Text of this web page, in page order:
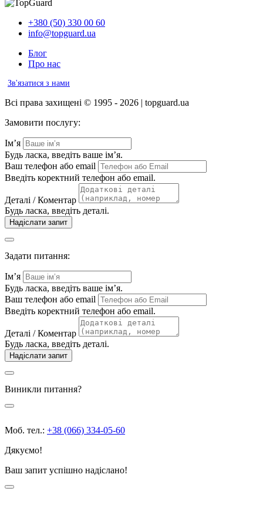
+380 (50) 330 00 60
info@topguard.ua
Блог
Про нас
Зв'язатися з нами
Всі права захищені © 1995 - 2026 | topguard.ua
Замовити послугу:
Ім’я
Будь ласка, введіть ваше ім’я.
Ваш телефон або email
Введіть коректний телефон або email.
Деталі / Коментар
Будь ласка, введіть деталі.
Надіслати запит
Задати питання:
Ім’я
Будь ласка, введіть ваше ім’я.
Ваш телефон або email
Введіть коректний телефон або email.
Деталі / Коментар
Будь ласка, введіть деталі.
Надіслати запит
Виникли питання?
Моб. тел.: +38 (066) 334-05-60
Дякуємо!
Ваш запит успішно надіслано!